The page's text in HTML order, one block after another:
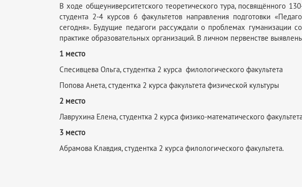
В ходе общеуниверситетского теоретического тура, посвящённого
студента 2-4 курсов 6 факультетов направления подготовки
сегодня». Будущие педагоги рассуждали о проблемах гуманизации
практике образовательных организаций. В личном первенстве
1 место
Спесивцева Ольга, студентка 2 курса филологического факультета
Попова Анета, студентка 2 курса факультета физической культуры
2 место
Лаврухина Елена, студентка 2 курса физико-математического
3 место
Абрамова Клавдия, студентка 2 курса филологического факультета.